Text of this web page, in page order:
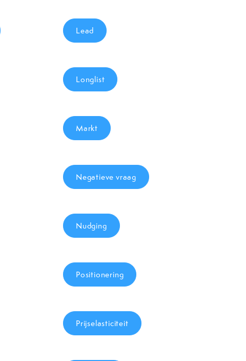
Lead
Longlist
Markt
Negatieve vraag
Nudging
Positionering
Prijselasticiteit